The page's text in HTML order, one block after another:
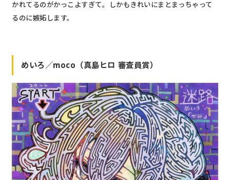
かれてるのがかっこよすぎて。しかもきれいにまとまっちゃって
るのに嫉妬します。
めいろ／moco（真島ヒロ 審査員賞）